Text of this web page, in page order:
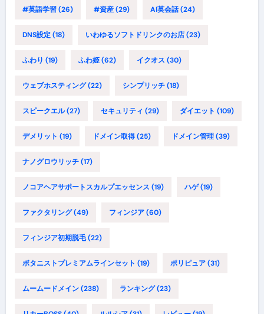
#英語学習(26) #資産(29) AI英会話(24)
DNS設定(18) いわゆるソフトドリンクのお店(23)
ふわり (19) ふわ姫(62) イクオス (30)
ウェブホスティング(22) シンプリッチ(18)
スピークエル(27) セキュリティ (29) ダイエット (109)
デメリット (19) ドメイン取得(25) ドメイン管理(39)
ナノグロウリッチ(17)
ノコアヘアサポートスカルプエッセンス (19) ハゲ(19)
ファクタリング(49) フィンジア(60)
フィンジア初期脱毛(22)
ボタニストプレミアムラインセット (19) ポリピュア(31)
ムームードメイン(238) ランキング(23)